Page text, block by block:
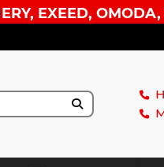
EXEED,